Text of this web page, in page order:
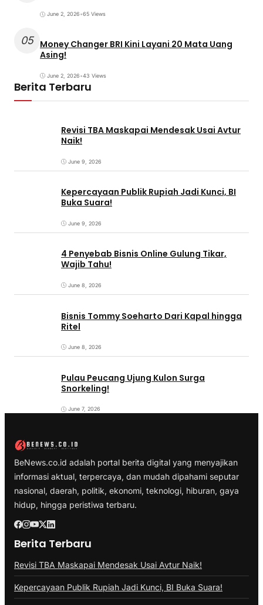
June 2, 2026•65 Views
05 Money Changer BRI Kini Layani 20 Mata Uang
Asing!
June 2, 2026•43 Views
Berita Terbaru
Revisi TBA Maskapai Mendesak Usai Avtur
Naik!
June 9, 2026
Kepercayaan Publik Rupiah Jadi Kunci, BI
Buka Suara!
June 9, 2026
4 Penyebab Bisnis Online Gulung Tikar,
Wajib Tahu!
June 8, 2026
Bisnis Tommy Soeharto Dari Kapal hingga
Ritel
June 8, 2026
Pulau Peucang Ujung Kulon Surga
Snorkeling!
June 7, 2026
BeNews.co.id adalah portal berita digital yang menyajikan
informasi aktual, terpercaya, dan mudah dipahami seputar
nasional, daerah, politik, ekonomi, teknologi, hiburan, gaya
hidup, hingga peristiwa terbaru.
Berita Terbaru
Revisi TBA Maskapai Mendesak Usai Avtur Naik!
Kepercayaan Publik Rupiah Jadi Kunci, BI Buka Suara!